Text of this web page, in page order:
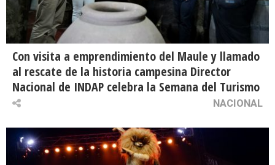
Con visita a emprendimiento del Maule y llamado
al rescate de la historia campesina Director
Nacional de INDAP celebra la Semana del Turismo
NACIONAL